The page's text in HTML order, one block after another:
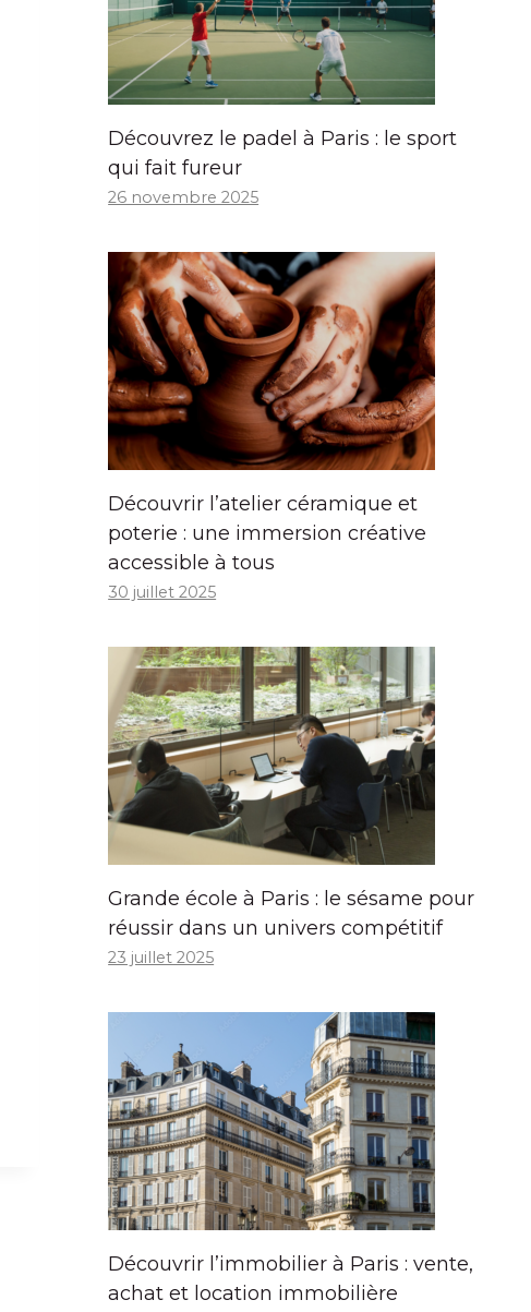
Découvrez le padel à Paris : le sport
qui fait fureur
26 novembre 2025
Découvrir l’atelier céramique et
poterie : une immersion créative
accessible à tous
30 juillet 2025
Grande école à Paris : le sésame pour
réussir dans un univers compétitif
23 juillet 2025
Découvrir l’immobilier à Paris : vente,
achat et location immobilière